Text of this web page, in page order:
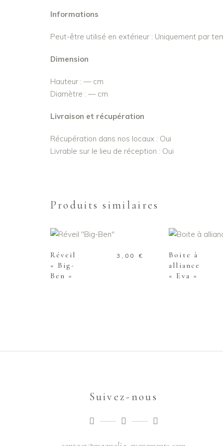
Informations
Peut-être utilisé en extérieur : Uniquement par
Dimension
Hauteur : — cm
Diamètre : — cm
Livraison et récupération
Récupération dans nos locaux : Oui
Livrable sur le lieu de réception : Oui
Produits similaires
AJOUTER AU PANIER
Réveil
« Big-
Ben »
3,00 €
AJOUTER
Boite à
alliance
« Eva »
Suivez-nous